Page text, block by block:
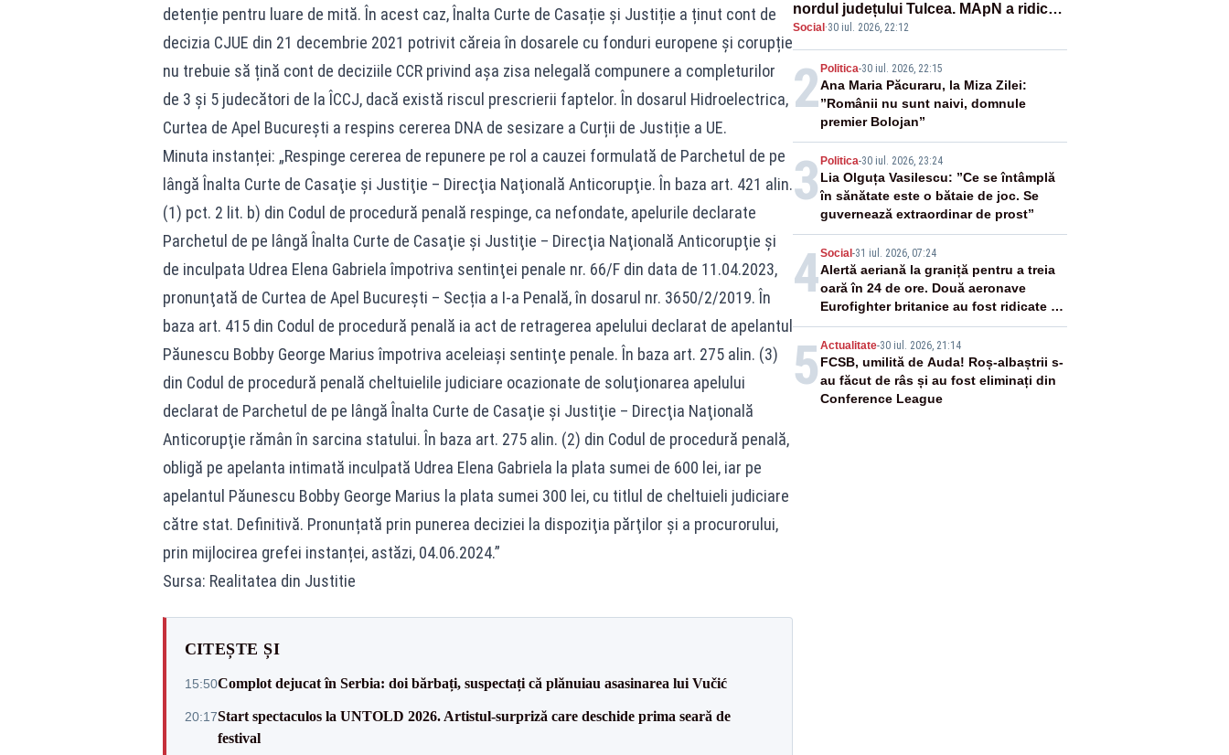
detenție pentru luare de mită. În acest caz, Înalta Curte de Casație și Justiție a ținut cont de
decizia CJUE din 21 decembrie 2021 potrivit căreia în dosarele cu fonduri europene și corupție
nu trebuie să țină cont de deciziile CCR privind așa zisa nelegală compunere a completurilor
de 3 și 5 judecători de la ÎCCJ, dacă există riscul prescrierii faptelor. În dosarul Hidroelectrica,
Curtea de Apel București a respins cererea DNA de sesizare a Curții de Justiție a UE.
Minuta instanței: „Respinge cererea de repunere pe rol a cauzei formulată de Parchetul de pe
lângă Înalta Curte de Casaţie şi Justiţie – Direcţia Naţională Anticorupţie. În baza art. 421 alin.
(1) pct. 2 lit. b) din Codul de procedură penală respinge, ca nefondate, apelurile declarate
Parchetul de pe lângă Înalta Curte de Casaţie şi Justiţie – Direcţia Naţională Anticorupţie şi
de inculpata Udrea Elena Gabriela împotriva sentinţei penale nr. 66/F din data de 11.04.2023,
pronunţată de Curtea de Apel Bucureşti – Secția a I-a Penală, în dosarul nr. 3650/2/2019. În
baza art. 415 din Codul de procedură penală ia act de retragerea apelului declarat de apelantul
Păunescu Bobby George Marius împotriva aceleiaşi sentinţe penale. În baza art. 275 alin. (3)
din Codul de procedură penală cheltuielile judiciare ocazionate de soluţionarea apelului
declarat de Parchetul de pe lângă Înalta Curte de Casaţie şi Justiţie – Direcţia Naţională
Anticorupţie rămân în sarcina statului. În baza art. 275 alin. (2) din Codul de procedură penală,
obligă pe apelanta intimată inculpată Udrea Elena Gabriela la plata sumei de 600 lei, iar pe
apelantul Păunescu Bobby George Marius la plata sumei 300 lei, cu titlul de cheltuieli judiciare
către stat. Definitivă. Pronunțată prin punerea deciziei la dispoziţia părţilor şi a procurorului,
prin mijlocirea grefei instanței, astăzi, 04.06.2024.”
Sursa: Realitatea din Justitie
CITEȘTE ȘI
15:50Complot dejucat în Serbia: doi bărbați, suspectați că plănuiau asasinarea lui Vučić
20:17Start spectaculos la UNTOLD 2026. Artistul-surpriză care deschide prima seară de
festival
nordul județului Tulcea. MApN a ridicat
de la sol două avioane F-16
Social ·30 iul. 2026, 22:12
2 Politica-30 iul. 2026, 22:15
Ana Maria Păcuraru, la Miza Zilei:
”Românii nu sunt naivi, domnule
premier Bolojan”
3 Politica-30 iul. 2026, 23:24
Lia Olguța Vasilescu: ”Ce se întâmplă
în sănătate este o bătaie de joc. Se
guvernează extraordinar de prost”
4Social -31 iul. 2026, 07:24
Alertă aeriană la graniță pentru a treia
oară în 24 de ore. Două aeronave
Eurofighter britanice au fost ridicate de
la sol
5 Actualitate-30 iul. 2026, 21:14
FCSB, umilită de Auda! Roș-albaștrii s-
au făcut de râs și au fost eliminați din
Conference League